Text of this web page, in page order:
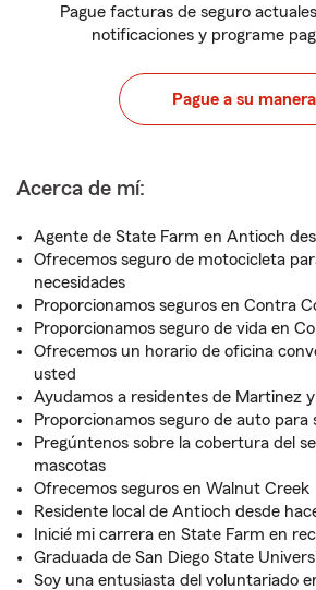
Pague facturas de seguro
notificaciones y programe
Pague a su manera
Acerca de mí:
Agente de State Farm en Antioch
Ofrecemos seguro de motocicleta
necesidades
Proporcionamos seguros en Contra
Proporcionamos seguro de vida en
Ofrecemos un horario de oficina
usted
Ayudamos a residentes de Martinez
Proporcionamos seguro de auto para
Pregúntenos sobre la cobertura del
mascotas
Ofrecemos seguros en Walnut Creek
Residente local de Antioch desde
Inicié mi carrera en State Farm en
Graduada de San Diego State
Soy una entusiasta del voluntariado